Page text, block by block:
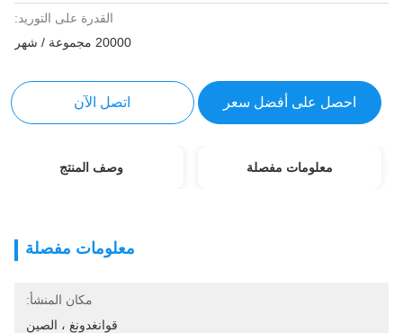
القدرة على التوريد:
20000 مجموعة / شهر
احصل على أفضل سعر اتصل الآن
معلومات مفصلة وصف المنتج
معلومات مفصلة
مكان المنشأ:
قوانغدونغ ، الصين